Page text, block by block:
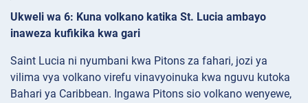
Ukweli wa 6: Kuna volkano katika St. Lucia ambayo
inaweza kufikika kwa gari
Saint Lucia ni nyumbani kwa Pitons za fahari, jozi ya
vilima vya volkano virefu vinavyoinuka kwa nguvu kutoka
Bahari ya Caribbean. Ingawa Pitons sio volkano wenyewe,